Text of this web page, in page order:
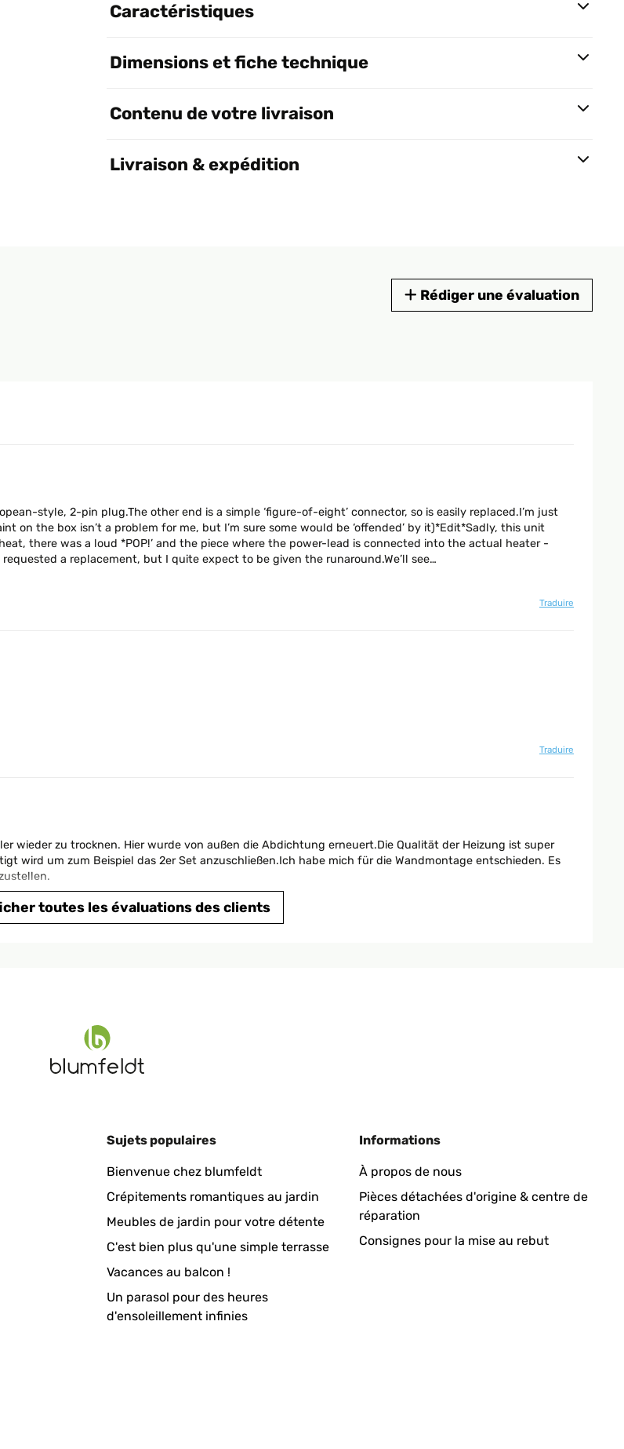
Caractéristiques
Dimensions et fiche technique
Contenu de votre livraison
Livraison & expédition
Rédiger une évaluation
style, 2-pin plug.The other end is a simple ‘figure-of-eight’ connector, so is easily replaced.I’m just
on the box isn’t a problem for me, but I’m sure some would be ‘offended’ by it)*Edit*Sadly, this unit
there was a loud *POP!’ and the piece where the power-lead is connected into the actual heater -
a replacement, but I quite expect to be given the runaround.We’ll see…
Traduire
Traduire
wieder zu trocknen. Hier wurde von außen die Abdichtung erneuert.Die Qualität der Heizung ist super
wird um zum Beispiel das 2er Set anzuschließen.Ich habe mich für die Wandmontage entschieden. Es
im Orginalkarton. Enthalten sind die 2 Heizkörper, 2 Leitungen für die Steckdose, 1 Leitung zur direkten
Dübel, Bohrschablonen und die Beschreibung. Heizkörper bestehen aus Keramik und sind gut
wir mit einer Infrarotheizung an der Decke. Da die Strahlung es nicht bis unters Bett schafft, hat
gebildet. Nach dessen Entfernung habe ich dort jetzt die kleinen Heizkörper aufgestellt. Zur
funktioniert alles wie gewünscht. Heizköper tun was sie sollen und halten unterm Bett die
toutes les évaluations des clients
Sujets populaires
Bienvenue chez blumfeldt
Crépitements romantiques au jardin
Meubles de jardin pour votre détente
C'est bien plus qu'une simple terrasse
Vacances au balcon !
Un parasol pour des heures
d'ensoleillement infinies
Informations
À propos de nous
Pièces détachées d'origine & centre de
réparation
Consignes pour la mise au rebut